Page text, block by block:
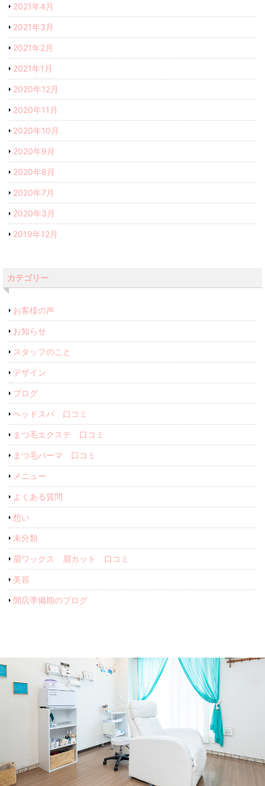
2021年4月
2021年3月
2021年2月
2021年1月
2020年12月
2020年11月
2020年10月
2020年9月
2020年8月
2020年7月
2020年3月
2019年12月
カテゴリー
お客様の声
お知らせ
スタッフのこと
デザイン
ブログ
ヘッドスパ 口コミ
まつ毛エクステ 口コミ
まつ毛パーマ 口コミ
メニュー
よくある質問
想い
未分類
眉ワックス 眉カット 口コミ
美容
開店準備期のブログ